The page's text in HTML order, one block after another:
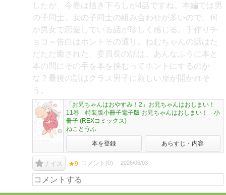
したが、今巻は描き下ろしが4話ですね。本編では男
の子同士、女の子同士の組み合わせが多いので、何
か男女で恋愛している話が珍しく感じる。手作りチ
ョコ＝告白はホントその通り。ねむちゃんの話はた
だただ癒された。委員長の話は、あんなふうに本と
本の間にその手を本を挟むってホントにするのか
な？最後の話はクラス男子に新しい扉が開かれそ
う。
「お兄ちゃんはおやすみ！2」お兄ちゃんはおしまい！
11巻 特装版小冊子電子版 お兄ちゃんはおしまい！ 小
冊子 (REXコミックス)
ねことうふ
本を登録 あらすじ・内容
ナイス ★9 コメント(0) 2026/06/03